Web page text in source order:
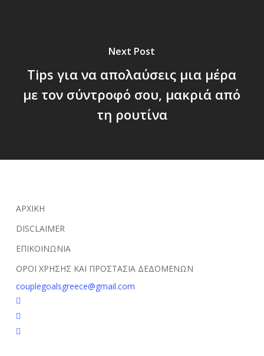
Next Post
Tips για να απολαύσεις μια μέρα
με τον σύντροφό σου, μακριά από
τη ρουτίνα
ΑΡΧΙΚΗ
DISCLAIMER
ΕΠΙΚΟΙΝΩΝΙΑ
ΟΡΟΙ ΧΡΗΣΗΣ ΚΑΙ ΠΡΟΣΤΑΣΙΑ ΔΕΔΟΜΕΝΩΝ
couplegoalsgreece@gmail.com
facebook
youtube
instagram